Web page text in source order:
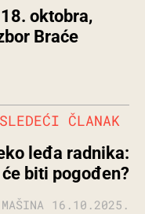
oktobra,
Braće
leđa radnika:
će biti pogođen?
SLEDEĆI ČLANAK
MAŠINA 16.10.2025.